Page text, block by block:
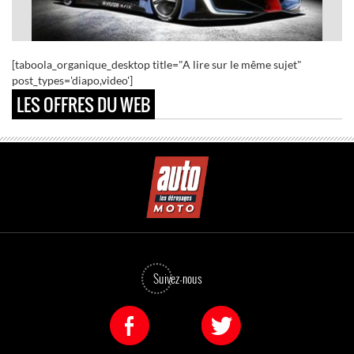
Top 30 des concept-cars les plus fous
[taboola_organique_desktop title="A lire sur le même sujet"
post_types='diapo,video']
LES OFFRES DU WEB
Suivez-nous